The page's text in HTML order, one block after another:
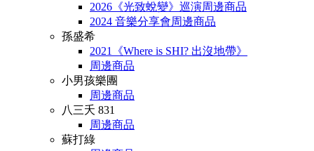
2026《光致蛻變》巡演周邊商品
2024 音樂分享會周邊商品
孫盛希
2021《Where is SHI? 出沒地帶》
周邊商品
小男孩樂團
周邊商品
八三夭 831
周邊商品
蘇打綠